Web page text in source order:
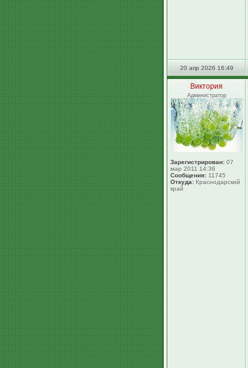
20 апр 2026 16:49
Виктория
Администратор
Зарегистрирован: 07
мар 2011 14:36
Сообщения: 11745
Откуда: Краснодарский
край